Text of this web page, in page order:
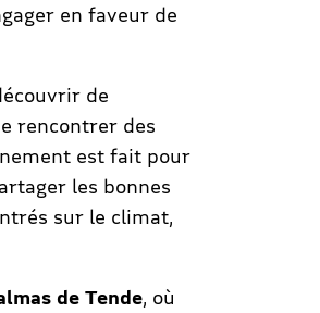
en faveur de
de
rencontrer des
est fait pour
les bonnes
sur le climat,
de Tende, où